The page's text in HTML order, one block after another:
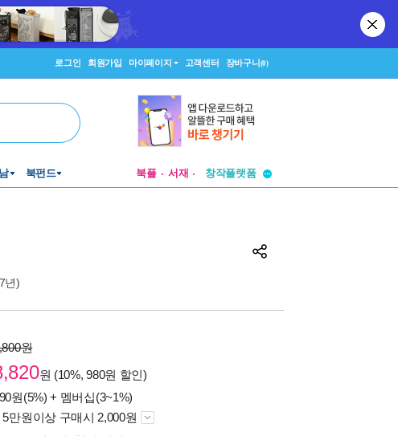
로그인 회원가입 마이페이지 고객센터 장바구니(0)
북펀드 북플 서재
창작플랫폼
년)
원
원 (10%, 980원 할인)
원(5%) + 멤버십(3~1%)
5만원이상 구매시 2,000원